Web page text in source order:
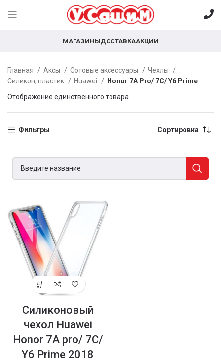
МАГАЗИНЫДОСТАВКААКЦИИ
Главная Аксы Сотовые аксессуары
Чехлы
Силикон, пластик
Huawei
Honor 7A Pro/ 7C/ Y6 Prime
Отображение единственного товара
Фильтры Сортировка
Силиконовый
чехол Huawei
Honor 7A pro/ 7C/
Y6 Prime 2018